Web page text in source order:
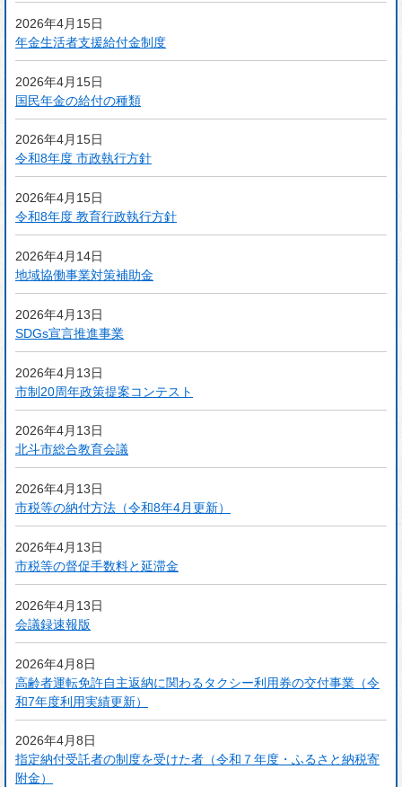
2026年4月15日
年金生活者支援給付金制度
2026年4月15日
国民年金の給付の種類
2026年4月15日
令和8年度 市政執行方針
2026年4月15日
令和8年度 教育行政執行方針
2026年4月14日
地域協働事業対策補助金
2026年4月13日
SDGs宣言推進事業
2026年4月13日
市制20周年政策提案コンテスト
2026年4月13日
北斗市総合教育会議
2026年4月13日
市税等の納付方法（令和8年4月更新）
2026年4月13日
市税等の督促手数料と延滞金
2026年4月13日
会議録速報版
2026年4月8日
高齢者運転免許自主返納に関わるタクシー利用券の交付事業（令
和7年度利用実績更新）
2026年4月8日
指定納付受託者の制度を受けた者（令和７年度・ふるさと納税寄
附金）